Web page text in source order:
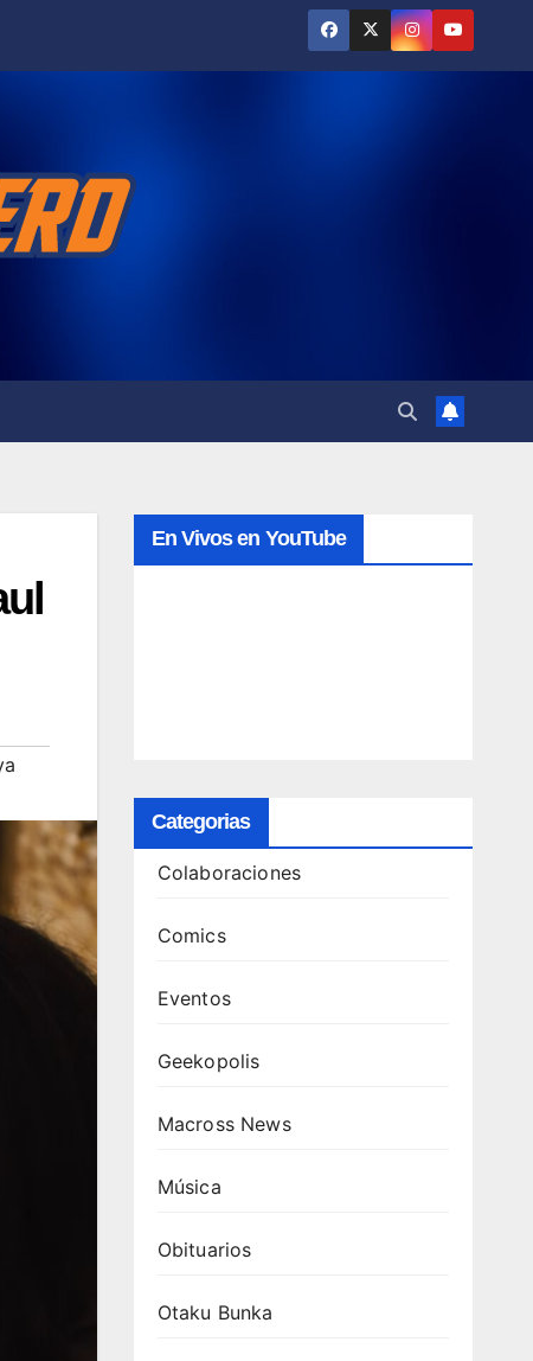
En Vivos en YouTube
Categorias
Colaboraciones
Comics
Eventos
Geekopolis
Macross News
Música
Obituarios
Otaku Bunka